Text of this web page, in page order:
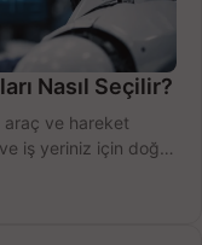
Nasıl Seçilir?
araç ve hareket
ve iş yeriniz için doğru